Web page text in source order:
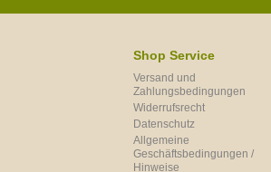
Shop Service
Versand und
Zahlungsbedingungen
Widerrufsrecht
Datenschutz
Allgemeine
Geschäftsbedingungen /
Hinweise